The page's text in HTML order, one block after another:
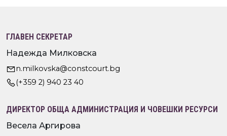
ГЛАВЕН СЕКРЕТАР
Надежда Милковска
n.milkovska@constcourt.bg
(+359 2) 940 23 40
ДИРЕКТОР ОБЩА АДМИНИСТРАЦИЯ И ЧОВЕШКИ РЕСУРСИ
Весела Аргирова